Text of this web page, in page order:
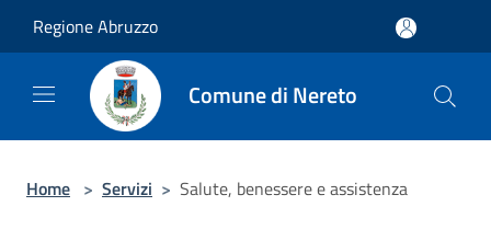
Regione Abruzzo
Comune di Nereto
Home > Servizi > Salute, benessere e assistenza